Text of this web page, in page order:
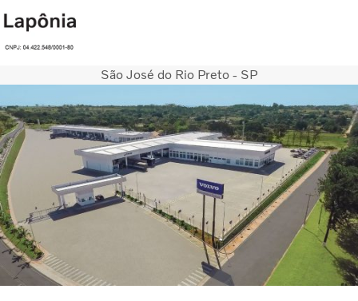
Caminhões
Serviços
Notícias
QUEM SOMOS
CONCESSIONÁRIAS
Telefones
ÔNIBUS
FINANCIAMENTO E CONSORCIO
São José do Rio Preto - SP